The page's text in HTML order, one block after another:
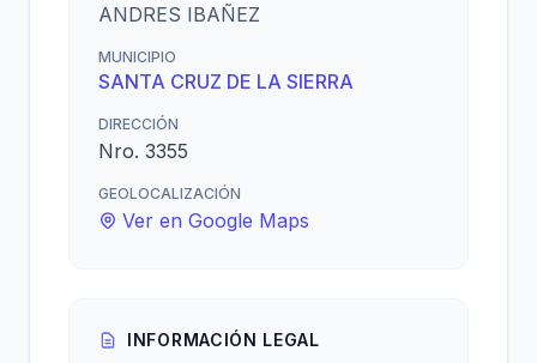
ANDRES IBAÑEZ
MUNICIPIO
SANTA CRUZ DE LA SIERRA
DIRECCIÓN
Nro. 3355
GEOLOCALIZACIÓN
Ver en Google Maps
INFORMACIÓN LEGAL